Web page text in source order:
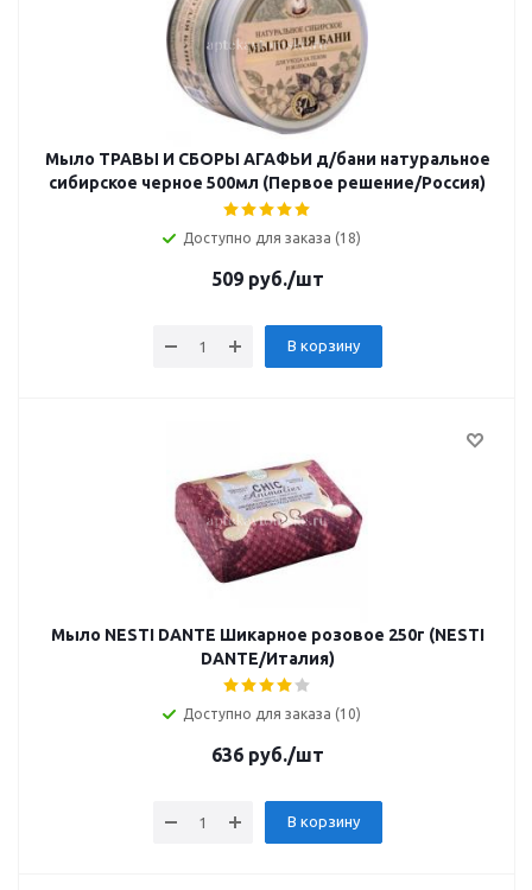
Мыло ТРАВЫ И СБОРЫ АГАФЬИ д/бани натуральное
сибирское черное 500мл (Первое решение/Россия)
Доступно для заказа (18)
509руб./шт
В корзину
Мыло NESTI DANTE Шикарное розовое 250г (NESTI
DANTE/Италия)
Доступно для заказа (10)
636руб./шт
В корзину